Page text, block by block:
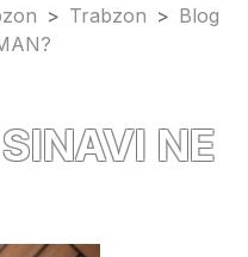
> Trabzon > Blog
NE